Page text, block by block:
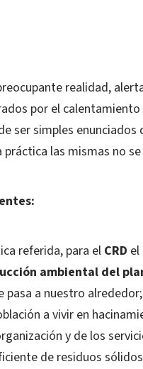
realidad,
por el
ser simples
las mismas no
referida, para elCRD
ambiental del
a nuestro
a vivir en
y de los
de residuos